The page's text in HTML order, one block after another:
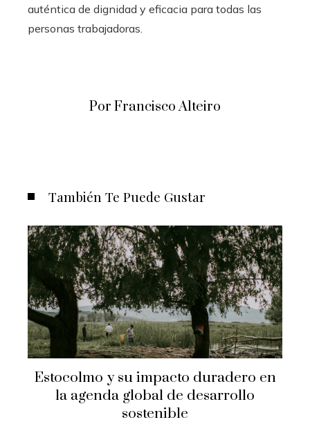
auténtica de dignidad y eficacia para todas las
personas trabajadoras.
Por Francisco Alteiro
También Te Puede Gustar
Estocolmo y su impacto duradero en
la agenda global de desarrollo
sostenible